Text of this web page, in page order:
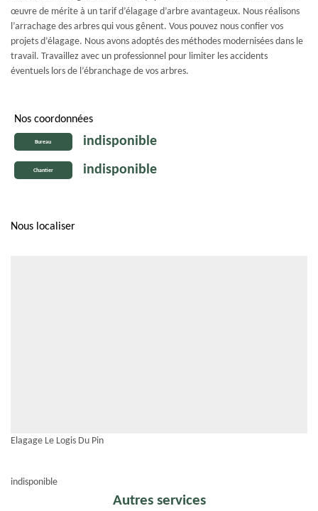
œuvre de mérite à un tarif d’élagage d’arbre avantageux. Nous réalisons
l’arrachage des arbres qui vous gênent. Vous pouvez nous confier vos
projets d’élagage. Nous avons adoptés des méthodes modernisées dans le
travail. Travaillez avec un professionnel pour limiter les accidents
éventuels lors de l’ébranchage de vos arbres.
Nos coordonnées
Bureau indisponible
Chantier indisponible
Nous localiser
Elagage Le Logis Du Pin
indisponible
Autres services